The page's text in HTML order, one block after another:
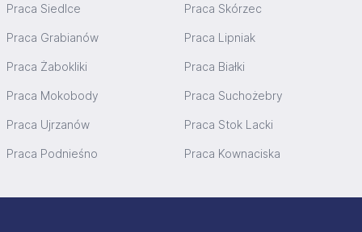
Praca Siedlce Praca Skórzec
Praca Grabianów Praca Lipniak
Praca Żabokliki Praca Białki
Praca Mokobody Praca Suchożebry
Praca Ujrzanów Praca Stok Lacki
Praca Podnieśno Praca Kownaciska